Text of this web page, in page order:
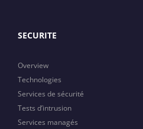
SECURITE
Overview
Technologies
Services de sécurité
Tests d’intrusion
Services managés